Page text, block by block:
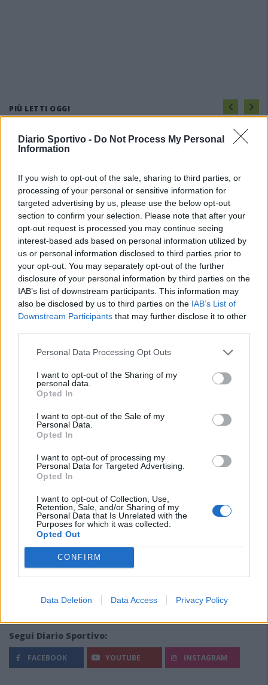
Diario Sportivo - Do Not Process My Personal
Information
If you wish to opt-out of the sale, sharing to third parties, or
processing of your personal or sensitive information for
targeted advertising by us, please use the below opt-out
section to confirm your selection. Please note that after your
opt-out request is processed you may continue seeing
interest-based ads based on personal information utilized by
us or personal information disclosed to third parties prior to
your opt-out. You may separately opt-out of the further
disclosure of your personal information by third parties on the
IAB’s list of downstream participants. This information may
also be disclosed by us to third parties on the IAB’s List of
Downstream Participants that may further disclose it to other
Personal Data Processing Opt Outs
I want to opt-out of the Sharing of my
personal data.
Opted In
I want to opt-out of the Sale of my
Personal Data.
Opted In
I want to opt-out of processing my
Personal Data for Targeted Advertising.
Opted In
I want to opt-out of Collection, Use,
Retention, Sale, and/or Sharing of my
Personal Data that Is Unrelated with the
Purposes for which it was collected.
Opted Out
CONFIRM
Data Deletion Data Access Privacy Policy
PIÙ LETTI OGGI
Il Buddusò in mani sicure con Mario Fadda, il
Anche il Fasano out e le ammissioni salgono
a sei, l'Ilva è la prima società tra le non
ripescate
5 Ago 2026
Le 5 sarde ancora nel girone G con 8 squadre
laziali, 4 campane e la novità dei molisani del
Venafro
6 Ago 2026
Coppa Italia: gli accoppiamenti dei 16esimi di
5 Ago 2026
Coppa Italia: gli accoppiamenti degli ottavi
di finale con i derby di Gallura, Barbagia e
Segui Diario Sportivo:
FACEBOOK YOUTUBE INSTAGRAM